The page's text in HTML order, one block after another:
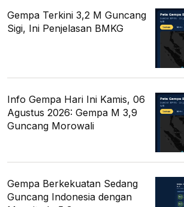
Gempa Terkini 3,2 M Guncang
Sigi, Ini Penjelasan BMKG
Info Gempa Hari Ini Kamis, 06
Agustus 2026: Gempa M 3,9
Guncang Morowali
Gempa Berkekuatan Sedang
Guncang Indonesia dengan